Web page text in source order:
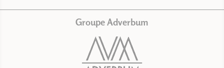
Groupe Adverbum